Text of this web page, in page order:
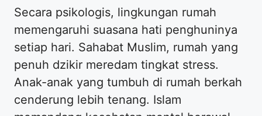
Secara psikologis, lingkungan rumah
memengaruhi suasana hati penghuninya
setiap hari. Sahabat Muslim, rumah yang
penuh dzikir meredam tingkat stress.
Anak-anak yang tumbuh di rumah berkah
cenderung lebih tenang. Islam